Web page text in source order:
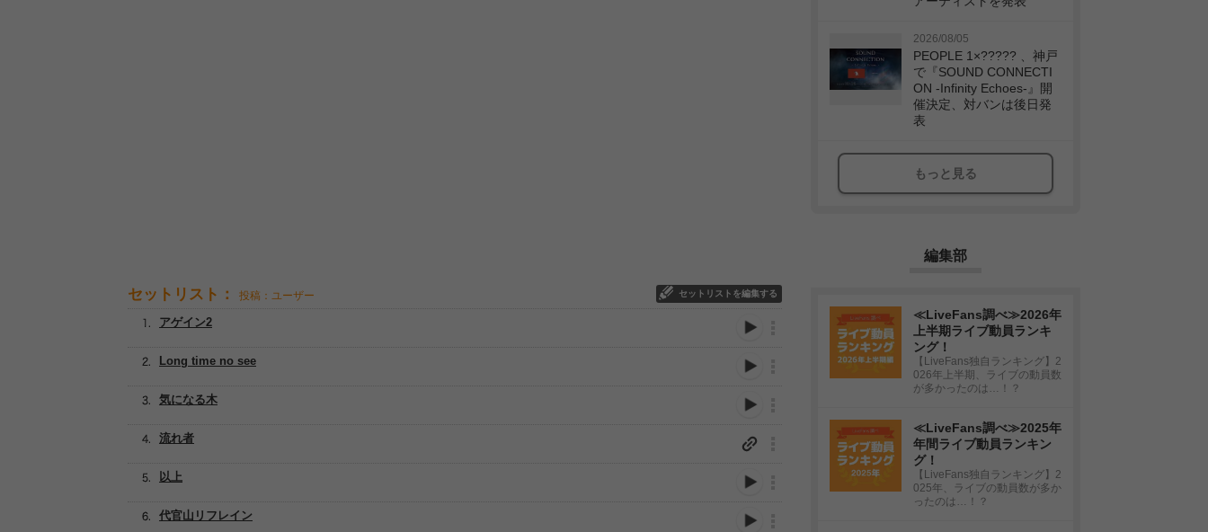
セットリスト： 投稿：ユーザー セットリストを編集する
アゲイン2
Long time no see
気になる木
流れ者
以上
代官山リフレイン
2026/08/05
PEOPLE 1×????? 、神戸
で『SOUND CONNECTI
ON -Infinity Echoes-』開
催決定、対バンは後日発
表
もっと見る
編集部
≪LiveFans調べ≫2026年
上半期ライブ動員ランキ
ング！
【LiveFans独自ランキング】2
026年上半期、ライブの動員数
が多かったのは…！？
≪LiveFans調べ≫2025年
年間ライブ動員ランキン
グ！
【LiveFans独自ランキング】2
025年、ライブの動員数が多か
ったのは…！？